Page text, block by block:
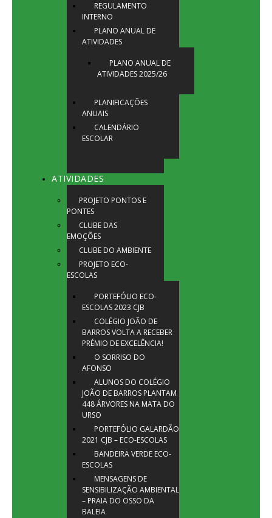
REGULAMENTO
INTERNO
PLANO ANUAL DE
ATIVIDADES
PLANO ANUAL DE
ATIVIDADES 2025/26
PLANIFICAÇÕES
ANUAIS
CALENDÁRIO
ESCOLAR
ATIVIDADES
PROJETO PONTOS E
PONTES
CLUBE DAS
EMOÇÕES
CLUBE DO AMBIENTE
PROJETO ECO-
ESCOLAS
PORTEFÓLIO ECO-
ESCOLAS 2023 CJB
COLÉGIO JOÃO DE
BARROS VOLTA A RECEBER
PRÉMIO DE EXCELÊNCIA!
O SORRISO DO
AFONSO
ALUNOS DO COLÉGIO
JOÃO DE BARROS PLANTAM
448 ÁRVORES NA MATA DO
URSO
PORTEFÓLIO GALARDÃO
2021 CJB – ECO-ESCOLAS
BANDEIRA VERDE ECO-
ESCOLAS
MENSAGENS DE
SENSIBILIZAÇÃO AMBIENTAL
– PRAIA DO OSSO DA
BALEIA